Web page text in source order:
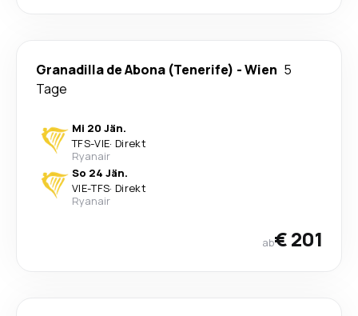
Granadilla de Abona (Tenerife) -Wien 5
Tage
Mi 20 Jän.
TFS-VIE· Direkt
Ryanair
So 24 Jän.
VIE-TFS· Direkt
Ryanair
ab€ 201